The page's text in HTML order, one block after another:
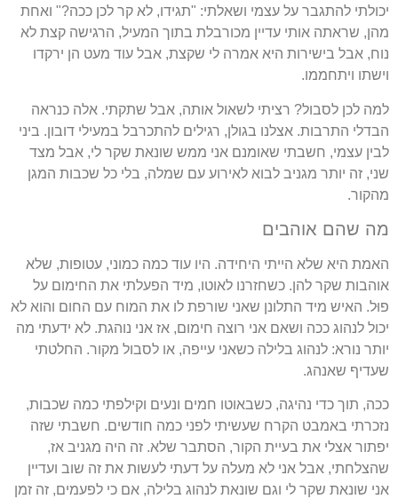
יכולתי להתגבר על עצמי ושאלתי: "תגידו, לא קר לכן ככה?" ואחת
מהן, שראתה אותי עדיין מכורבלת בתוך המעיל, הרגישה קצת לא
נוח, אבל בישירות היא אמרה לי שקצת, אבל עוד מעט הן ירקדו
וישתו ויתחממו.
למה לכן לסבול? רציתי לשאול אותה, אבל שתקתי. אלה כנראה
הבדלי התרבות. אצלנו בגולן, רגילים להתכרבל במעילי דובון. ביני
לבין עצמי, חשבתי שאומנם אני ממש שונאת שקר לי, אבל מצד
שני, זה יותר מגניב לבוא לאירוע עם שמלה, בלי כל שכבות המגן
מהקור.
מה שהם אוהבים
האמת היא שלא הייתי היחידה. היו עוד כמה כמוני, עטופות, שלא
אוהבות שקר להן. כשחזרנו לאוטו, מיד הפעלתי את החימום על
פוּל. האיש מיד התלונן שאני שורפת לו את המוח עם החום והוא לא
יכול לנהוג ככה ושאם אני רוצה חימום, אז אני נוהגת. לא ידעתי מה
יותר נורא: לנהוג בלילה כשאני עייפה, או לסבול מקור. החלטתי
שעדיף שאנהג.
ככה, תוך כדי נהיגה, כשבאוטו חמים ונעים וקילפתי כמה שכבות,
נזכרתי באמבט הקרח שעשיתי לפני כמה חודשים. חשבתי שזה
יפתור אצלי את בעיית הקור, הסתבר שלא. זה היה מגניב אז,
שהצלחתי, אבל אני לא מעלה על דעתי לעשות את זה שוב ועדיין
אני שונאת שקר לי וגם שונאת לנהוג בלילה, אם כי לפעמים, זה זמן